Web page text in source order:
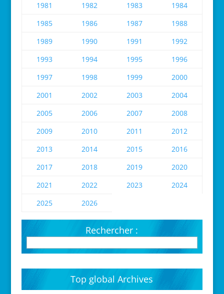
1981
1982 1983
1984
1985
1986 1987
1988
1989
1990 1991
1992
1993
1994 1995
1996
1997
1998 1999
2000
2001
2002 2003
2004
2005
2006 2007
2008
2009
2010 2011
2012
2013
2014 2015
2016
2017
2018 2019
2020
2021
2022 2023
2024
2025
2026
Rechercher :
Top global Archives